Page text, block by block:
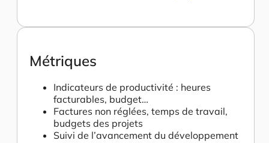
Métriques
Indicateurs de productivité : heures
facturables, budget…
Factures non réglées, temps de travail,
budgets des projets
Suivi de l’avancement du développement